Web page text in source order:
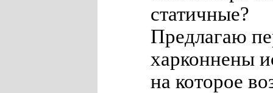
статичные?
Предлагаю
харконнены
на которое